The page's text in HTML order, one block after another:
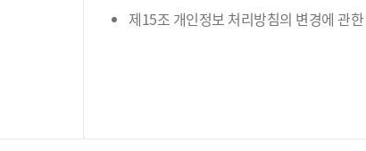
제15조 개인정보 처리방침의 변경에 관